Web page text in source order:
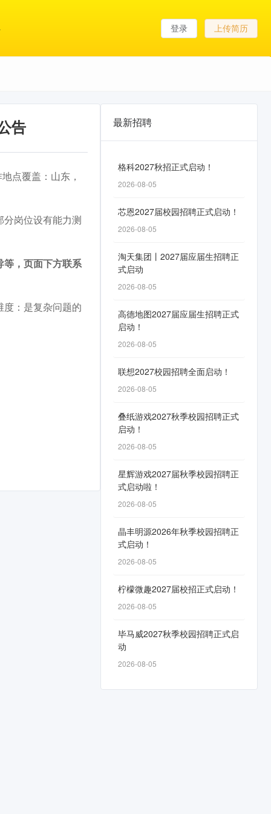
登录 上传简历
告
点覆盖：山东，
岗位设有能力测
等，页面下方联系
：是复杂问题的
最新招聘
格科2027秋招正式启动！
2026-08-05
芯恩2027届校园招聘正式启动！
2026-08-05
淘天集团丨2027届应届生招聘正
式启动
2026-08-05
高德地图2027届应届生招聘正式
启动！
2026-08-05
联想2027校园招聘全面启动！
2026-08-05
叠纸游戏2027秋季校园招聘正式
启动！
2026-08-05
星辉游戏2027届秋季校园招聘正
式启动啦！
2026-08-05
晶丰明源2026年秋季校园招聘正
式启动！
2026-08-05
柠檬微趣2027届校招正式启动！
2026-08-05
毕马威2027秋季校园招聘正式启
动
2026-08-05